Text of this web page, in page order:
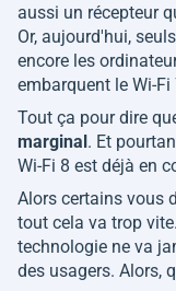
aussi un récepteur
Or, aujourd'hui,
encore les
embarquent le Wi-Fi
Tout ça pour dire
marginal. Et
Wi-Fi 8 est déjà en
Alors certains vous
tout cela va trop
technologie ne va
des usagers. Alors,